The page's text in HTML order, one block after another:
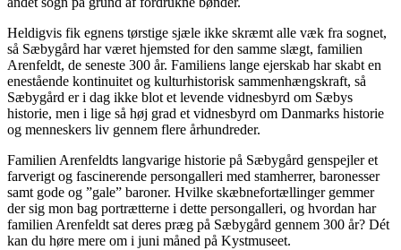
Heldigvis fik egnens tørstige sjæle ikke skræmt alle væk fra sognet,
så Sæbygård har været hjemsted for den samme slægt, familien
Arenfeldt, de seneste 300 år. Familiens lange ejerskab har skabt en
enestående kontinuitet og kulturhistorisk sammenhængskraft, så
Sæbygård er i dag ikke blot et levende vidnesbyrd om Sæbys
historie, men i lige så høj grad et vidnesbyrd om Danmarks historie
og menneskers liv gennem flere århundreder.
Familien Arenfeldts langvarige historie på Sæbygård genspejler et
farverigt og fascinerende persongalleri med stamherrer, baronesser
samt gode og ”gale” baroner. Hvilke skæbnefortællinger gemmer
der sig mon bag portrætterne i dette persongalleri, og hvordan har
familien Arenfeldt sat deres præg på Sæbygård gennem 300 år? Dét
kan du høre mere om i juni måned på Kystmuseet.